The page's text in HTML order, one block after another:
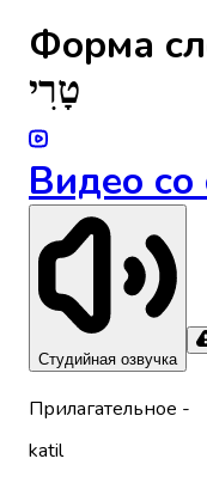
Форма
טָרִי
Видео со
Студийная озвучка
Прилагательное -
katil